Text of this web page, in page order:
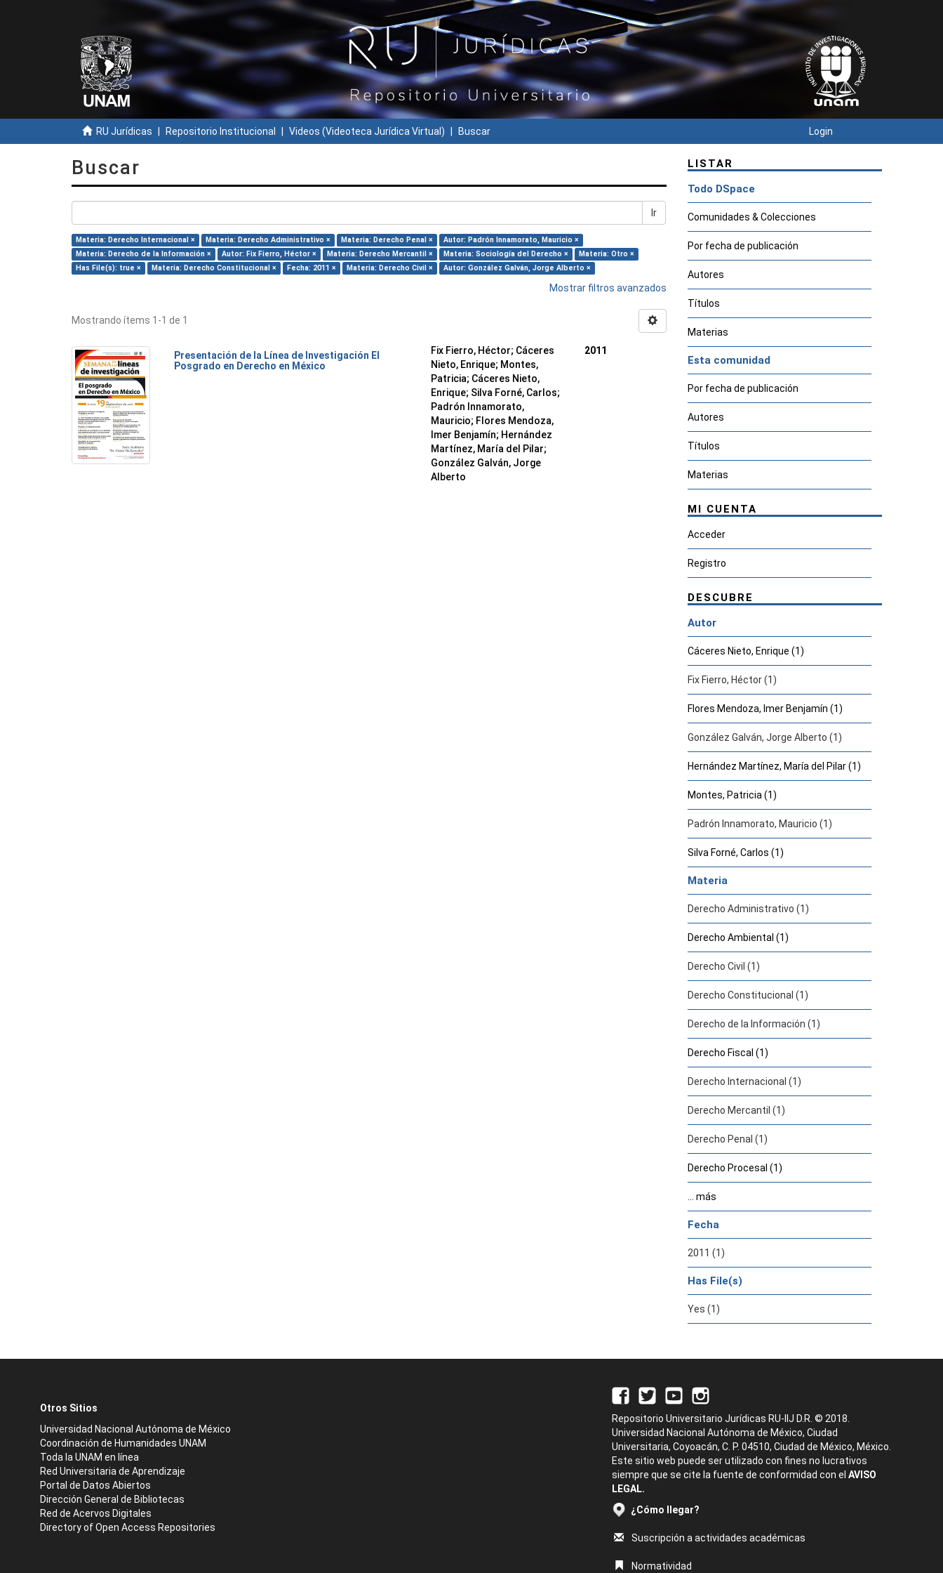
RU Jurídicas Repositorio Institucional Videos (Videoteca Jurídica Virtual) Buscar Login
Buscar
Ir
Materia: Derecho Internacional × Materia: Derecho Administrativo × Materia: Derecho Penal ×
Autor: Padrón Innamorato, Mauricio ×
Materia: Derecho de la Información ×
Autor: Fix Fierro, Héctor × Materia: Derecho Mercantil × Materia: Sociología del Derecho ×
Materia: Otro ×
Has File(s): true ×
Materia: Derecho Constitucional × Fecha: 2011 × Materia: Derecho Civil × Autor: González Galván, Jorge Alberto ×
Mostrar filtros avanzados
Mostrando ítems 1-1 de 1
Presentación de la Línea de Investigación El
Posgrado en Derecho en México
Fix Fierro, Héctor; Cáceres
Nieto, Enrique; Montes,
Patricia; Cáceres Nieto,
Enrique; Silva Forné, Carlos;
Padrón Innamorato,
Mauricio; Flores Mendoza,
Imer Benjamín; Hernández
Martínez, María del Pilar;
González Galván, Jorge
Alberto
2011
LISTAR
Todo DSpace
Comunidades & Colecciones
Por fecha de publicación
Autores
Títulos
Materias
Esta comunidad
Por fecha de publicación
Autores
Títulos
Materias
MI CUENTA
Acceder
Registro
DESCUBRE
Autor
Cáceres Nieto, Enrique (1)
Fix Fierro, Héctor (1)
Flores Mendoza, Imer Benjamín (1)
González Galván, Jorge Alberto (1)
Hernández Martínez, María del Pilar (1)
Montes, Patricia (1)
Padrón Innamorato, Mauricio (1)
Silva Forné, Carlos (1)
Materia
Derecho Administrativo (1)
Derecho Ambiental (1)
Derecho Civil (1)
Derecho Constitucional (1)
Derecho de la Información (1)
Derecho Fiscal (1)
Derecho Internacional (1)
Derecho Mercantil (1)
Derecho Penal (1)
Derecho Procesal (1)
... más
Fecha
2011 (1)
Has File(s)
Yes (1)
Otros Sitios
Universidad Nacional Autónoma de México
Coordinación de Humanidades UNAM
Toda la UNAM en línea
Red Universitaria de Aprendizaje
Portal de Datos Abiertos
Dirección General de Bibliotecas
Red de Acervos Digitales
Directory of Open Access Repositories
Repositorio Universitario Jurídicas RU-IIJ D.R. © 2018.
Universidad Nacional Autónoma de México, Ciudad
Universitaria, Coyoacán, C. P. 04510, Ciudad de México, México.
Este sitio web puede ser utilizado con fines no lucrativos
siempre que se cite la fuente de conformidad con el AVISO
LEGAL.
¿Cómo llegar?
Suscripción a actividades académicas
Normatividad